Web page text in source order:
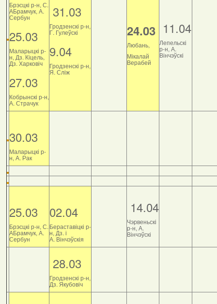
Брэсцкі р-н, С.
АБрамчук, А.
Сербун
25.03
Маларыцкі р-
н, Дз. Кіцель,
Дз. Харковіч
27.03
Кобрынскі р-н,
А. Страчук
31.03
Гродзенскі р-н,
Г. Гулеўскі
9.04
Гродзенскі р-н,
Я. Сліж
24.03
Любань,
Мікалай
Верабей
11.04
Лепельскі
р-н, А.
Вінчэўскі
30.03
Маларыцкі р-
н, А. Рак
25.03
Брэсцкі р-н, С.
АБрамчук, А.
Сербун
02.04
Бераставіцкі р-
н, Дз. і
А. Вінчэўскія
14.04
Чэрвеньскі
р-н, А.
Вінчэўскі
28.03
Гродзенскі р-н,
Дз. Якубовіч